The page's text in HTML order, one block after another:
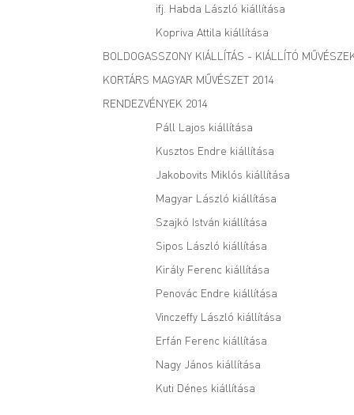
ifj. Habda László kiállítása
Kopriva Attila kiállítása
BOLDOGASSZONY KIÁLLÍTÁS - KIÁLLÍTÓ
KORTÁRS MAGYAR MŰVÉSZET 2014
RENDEZVÉNYEK 2014
Páll Lajos kiállítása
Kusztos Endre kiállítása
Jakobovits Miklós kiállítása
Magyar László kiállítása
Szajkó István kiállítása
Sipos László kiállítása
Király Ferenc kiállítása
Penovác Endre kiállítása
Vinczeffy László kiállítása
Erfán Ferenc kiállítása
Nagy János kiállítása
Kuti Dénes kiállítása